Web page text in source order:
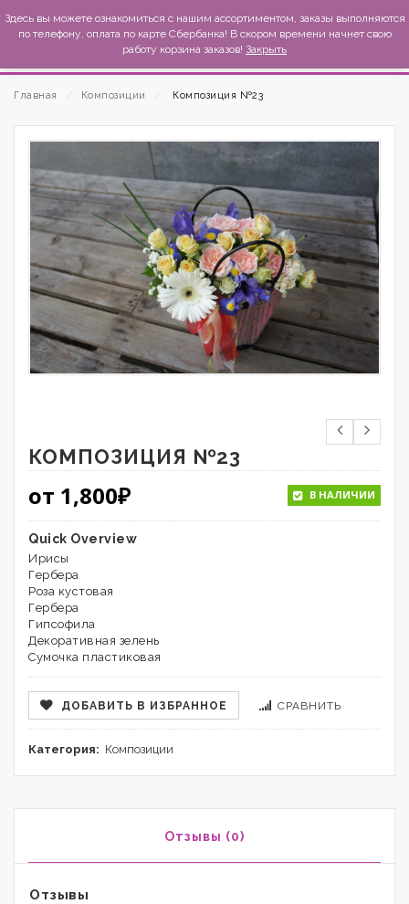
MexиKo
Главная Композиции Композиция №23
КОМПОЗИЦИЯ №23
от 1,800₽ В НАЛИЧИИ
Quick Overview
Ирисы
Гербера
Роза кустовая
Гербера
Гипсофила
Декоративная зелень
Сумочка пластиковая
ДОБАВИТЬ В ИЗБРАННОЕ СРАВНИТЬ
Категория: Композиции
Отзывы (0)
Отзывы
Здесь вы можете ознакомиться с нашим ассортиментом, заказы выполняются
по телефону, оплата по карте Сбербанка! В скором времени начнет свою
работу корзина заказов! Закрыть